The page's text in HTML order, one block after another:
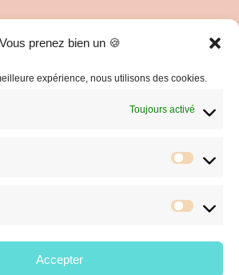
Vous prenez bien un 🍪
expérience, nous utilisons des cookies.
Toujours activé
Accepter
Légales